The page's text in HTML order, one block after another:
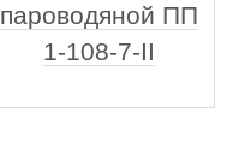
пароводяной ПП
1-108-7-II